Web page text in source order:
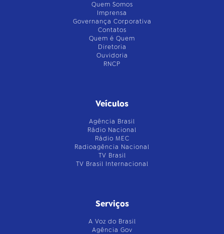
Quem Somos
Imprensa
Governança Corporativa
Contatos
Quem é Quem
Diretoria
Ouvidoria
RNCP
Veículos
Agência Brasil
Rádio Nacional
Rádio MEC
Radioagência Nacional
TV Brasil
TV Brasil Internacional
Serviços
A Voz do Brasil
Agência Gov